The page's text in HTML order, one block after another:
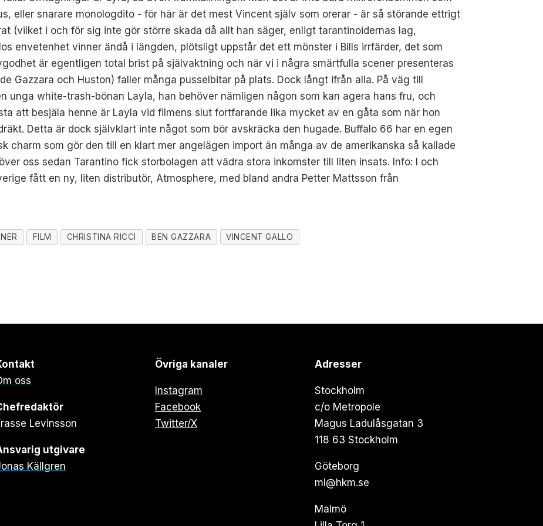
eller snarare monologdito - för här är det mest Vincent själv som orerar - är så störande ettrigt
(vilket i och för sig inte gör större skada då allt han säger, enligt tarantinoidernas lag,
envetenhet vinner ändå i längden, plötsligt uppstår det ett mönster i Bills irrfärder, det som
är egentligen total brist på självaktning och när vi i några smärtfulla scener presenteras
Gazzara och Huston) faller många pusselbitar på plats. Dock långt ifrån alla. På väg till
unga white-trash-bönan Layla, han behöver nämligen någon som kan agera hans fru, och
att besjäla henne är Layla vid filmens slut fortfarande lika mycket av en gåta som när hon
Detta är dock självklart inte något som bör avskräcka den hugade. Buffalo 66 har en egen
charm som gör den till en klart mer angelägen import än många av de amerikanska så kallade
oss sedan Tarantino fick storbolagen att vädra stora inkomster till liten insats. Info: I och
fått en ny, liten distributör, Atmosphere, med bland andra Petter Mattsson från
FILM CHRISTINA RICCI BEN GAZZARA VINCENT GALLO
oss
Levinsson
utgivare
Källgren
Övriga kanaler
Instagram
Facebook
Twitter/X
Adresser
Stockholm
c/o Metropole
Magus Ladulåsgatan 3
118 63 Stockholm
Göteborg
ml@hkm.se
Malmö